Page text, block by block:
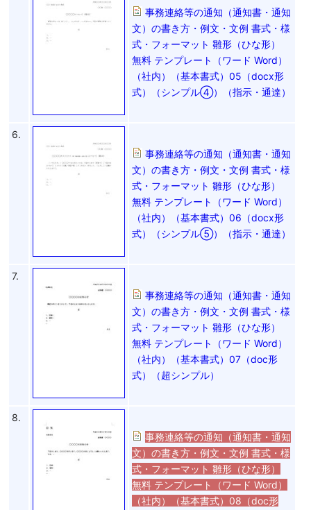
事務連絡等の通知（通知書・通知
文）の書き方・例文・文例 書式・様
式・フォーマット 雛形（ひな形）
無料 テンプレート（ワード Word）
（社内）（基本書式）05（docx形
式）（シンプル④）（指示・通達）
6.
事務連絡等の通知（通知書・通知
文）の書き方・例文・文例 書式・様
式・フォーマット 雛形（ひな形）
無料 テンプレート（ワード Word）
（社内）（基本書式）06（docx形
式）（シンプル⑤）（指示・通達）
7.
事務連絡等の通知（通知書・通知
文）の書き方・例文・文例 書式・様
式・フォーマット 雛形（ひな形）
無料 テンプレート（ワード Word）
（社内）（基本書式）07（doc形
式）（超シンプル）
8.
事務連絡等の通知（通知書・通知
文）の書き方・例文・文例 書式・様
式・フォーマット 雛形（ひな形）
無料 テンプレート（ワード Word）
（社内）（基本書式）08（doc形